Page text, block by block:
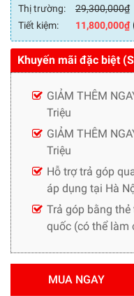
Thị trường: 29,300,000₫
Tiết kiệm:
11,800,000₫
Khuyến mãi đặc biệt
GIẢM THÊM
Triệu
GIẢM THÊM
Triệu
Hỗ trợ trả góp
áp dụng tại Hà
Trả góp bằng
quốc (có thể làm
MUA NGAY